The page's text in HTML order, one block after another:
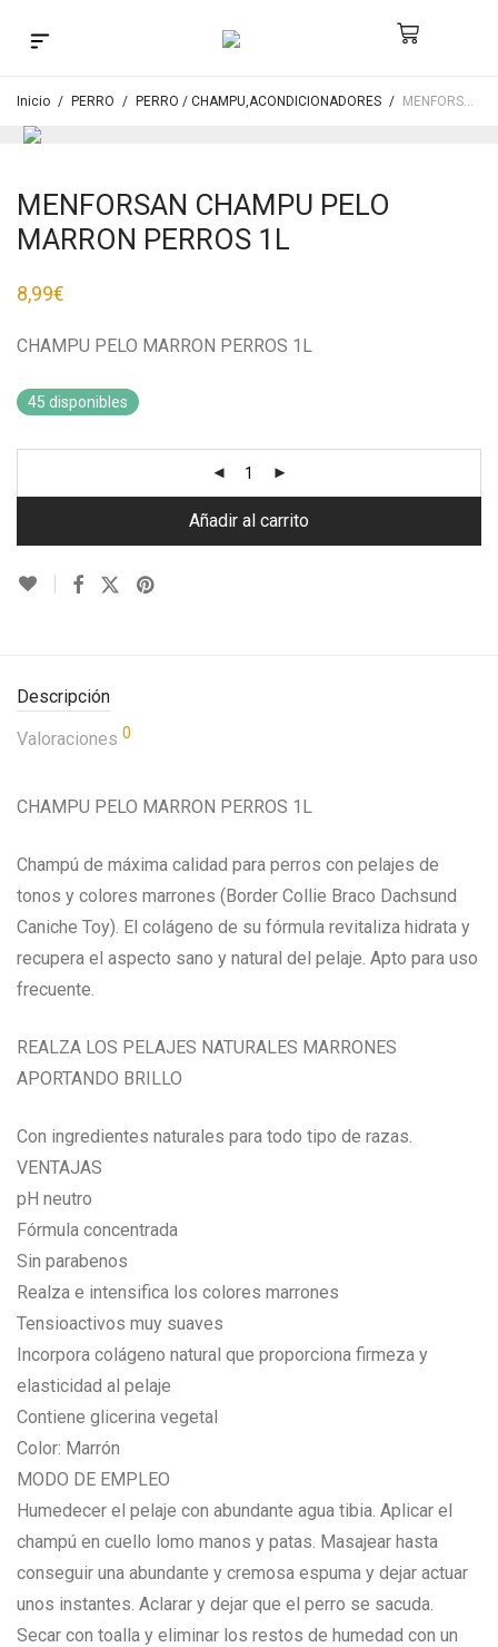
Inicio / PERRO / PERRO / CHAMPU,ACONDICIONADORES / MENFORSAN CHAMPU PELO MARRON PERROS 1L
MENFORSAN CHAMPU PELO
MARRON PERROS 1L
8,99€
CHAMPU PELO MARRON PERROS 1L
45 disponibles
Añadir al carrito
Descripción
Valoraciones 0
CHAMPU PELO MARRON PERROS 1L
Champú de máxima calidad para perros con pelajes de
tonos y colores marrones (Border Collie Braco Dachsund
Caniche Toy). El colágeno de su fórmula revitaliza hidrata y
recupera el aspecto sano y natural del pelaje. Apto para uso
frecuente.
REALZA LOS PELAJES NATURALES MARRONES
APORTANDO BRILLO
Con ingredientes naturales para todo tipo de razas.
VENTAJAS
pH neutro
Fórmula concentrada
Sin parabenos
Realza e intensifica los colores marrones
Tensioactivos muy suaves
Incorpora colágeno natural que proporciona firmeza y
elasticidad al pelaje
Contiene glicerina vegetal
Color: Marrón
MODO DE EMPLEO
Humedecer el pelaje con abundante agua tibia. Aplicar el
champú en cuello lomo manos y patas. Masajear hasta
conseguir una abundante y cremosa espuma y dejar actuar
unos instantes. Aclarar y dejar que el perro se sacuda.
Secar con toalla y eliminar los restos de humedad con un